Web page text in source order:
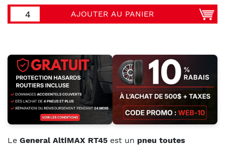
AJOUTER AU PANIER
Le General AltiMAX RT45 est un pneu toutes